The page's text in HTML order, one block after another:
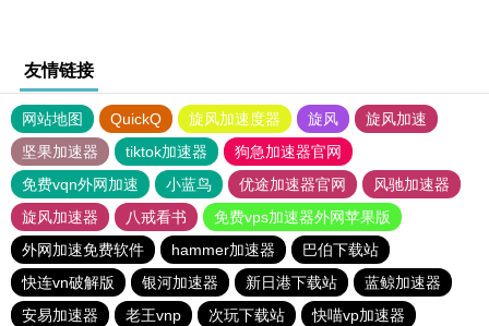
友情链接
网站地图 QuickQ 旋风加速度器 旋风
旋风加速
坚果加速器
tiktok加速器
狗急加速器官网
免费vqn外网加速
小蓝鸟 优途加速器官网
风驰加速器
旋风加速器
八戒看书
免费vps加速器外网苹果版
外网加速免费软件
hammer加速器
巴伯下载站
快连vn破解版
银河加速器 新日港下载站
蓝鲸加速器
安易加速器
老王vnp 次玩下载站 快喵vp加速器